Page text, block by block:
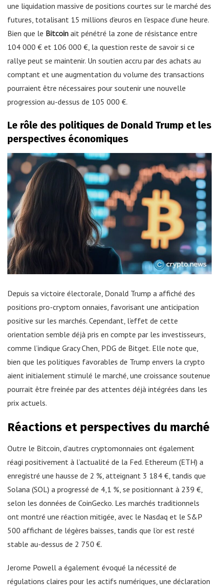
une liquidation massive de positions courtes sur le marché des
futures, totalisant 15 millions d’euros en l’espace d’une heure.
Bien que le Bitcoin ait pénétré la zone de résistance entre
104 000 € et 106 000 €, la question reste de savoir si ce
rallye peut se maintenir. Un soutien accru par des achats au
comptant et une augmentation du volume des transactions
pourraient être nécessaires pour soutenir une nouvelle
progression au-dessus de 105 000 €.
Le rôle des politiques de Donald Trump et les
perspectives économiques
Depuis sa victoire électorale, Donald Trump a affiché des
positions pro-cryptom onnaies, favorisant une anticipation
positive sur les marchés. Cependant, l’effet de cette
orientation semble déjà pris en compte par les investisseurs,
comme l’indique Gracy Chen, PDG de Bitget. Elle note que,
bien que les politiques favorables de Trump envers la crypto
aient initialement stimulé le marché, une croissance soutenue
pourrait être freinée par des attentes déjà intégrées dans les
prix actuels.
Réactions et perspectives du marché
Outre le Bitcoin, d’autres cryptomonnaies ont également
réagi positivement à l’actualité de la Fed. Ethereum (ETH) a
enregistré une hausse de 2 %, atteignant 3 184 €, tandis que
Solana (SOL) a progressé de 4,1 %, se positionnant à 239 €,
selon les données de CoinGecko. Les marchés traditionnels
ont montré une réaction mitigée, avec le Nasdaq et le S&P
500 affichant de légères baisses, tandis que l’or est resté
stable au-dessus de 2 750 €.
Jerome Powell a également évoqué la nécessité de
régulations claires pour les actifs numériques, une déclaration